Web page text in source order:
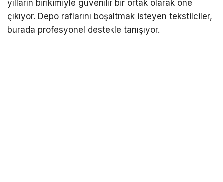
yılların birikimiyle güvenilir bir ortak olarak öne
çıkıyor. Depo raflarını boşaltmak isteyen tekstilciler,
burada profesyonel destekle tanışıyor.